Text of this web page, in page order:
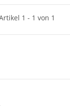
1 - 1 von 1